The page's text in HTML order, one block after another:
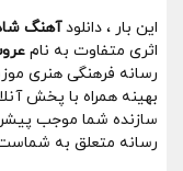
این بار ، دانلودآهنگ
اثری متفاوت به نام
رسانه فرهنگی هنری
بهینه همراه با پخش
سازنده شما موجب
رسانه متعلق به